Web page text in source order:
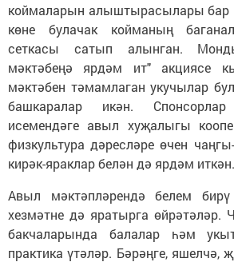
коймаларын алыштырасылары бар
көне булачак койманың
сеткасы сатып алынган.
мәктәбеңә ярдәм ит" акциясе
мәктәбен тәмамлаган укучылар
башкаралар икән.
исемендәге авыл хуҗалыгы
физкультура дәресләре өчен
кирәк-яраклар белән дә ярдәм иткән.
Авыл мәктәпләрендә белем бирү
хезмәтне дә яратырга өйрәтәләр.
бакчаларында балалар һәм
практика үтәләр. Бәрәңге, яшелчә,